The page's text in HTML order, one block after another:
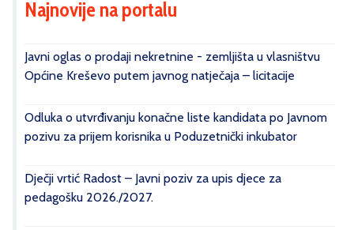
Najnovije na portalu
Javni oglas o prodaji nekretnine - zemljišta u vlasništvu
Općine Kreševo putem javnog natječaja – licitacije
Odluka o utvrđivanju konačne liste kandidata po Javnom
pozivu za prijem korisnika u Poduzetnički inkubator
Dječji vrtić Radost – Javni poziv za upis djece za
pedagošku 2026./2027.